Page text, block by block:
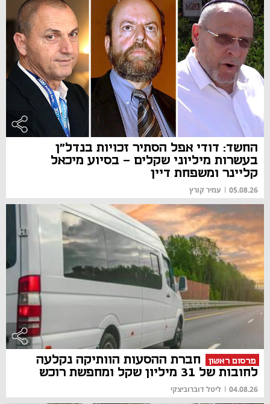
החשד: דודי אפל הסתיר זכויות בנדל"ן
בעשרות מיליוני שקלים - בסיוע מיכאל
קליינר ומשפחת דיין
05.08.26
| עמיר קורץ
פרסום ראשון
חברת ההסעות הוותיקה נקלעה
לחובות של 31 מיליון שקל ומחפשת רוכש
04.08.26
| ליטל דוברוביצקי